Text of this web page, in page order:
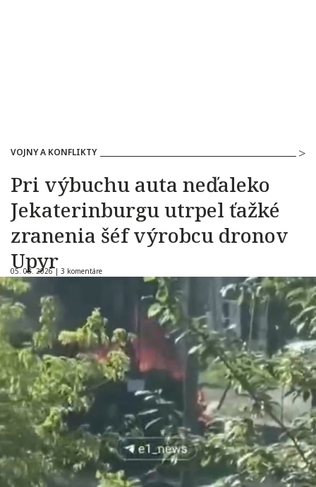
VOJNY A KONFLIKTY
Pri výbuchu auta neďaleko
Jekaterinburgu utrpel ťažké
zranenia šéf výrobcu dronov
Upyr
05. 08. 2026 | 3 komentáre